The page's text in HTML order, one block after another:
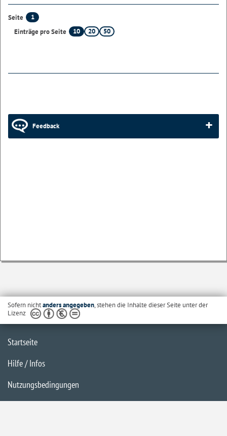
Seite
1
Einträge pro Seite
10 20 50
Feedback
Sofern nichtanders angegeben, stehen die Inhalte dieser Seite unter der
Lizenz
Startseite
Hilfe / Infos
Nutzungsbedingungen